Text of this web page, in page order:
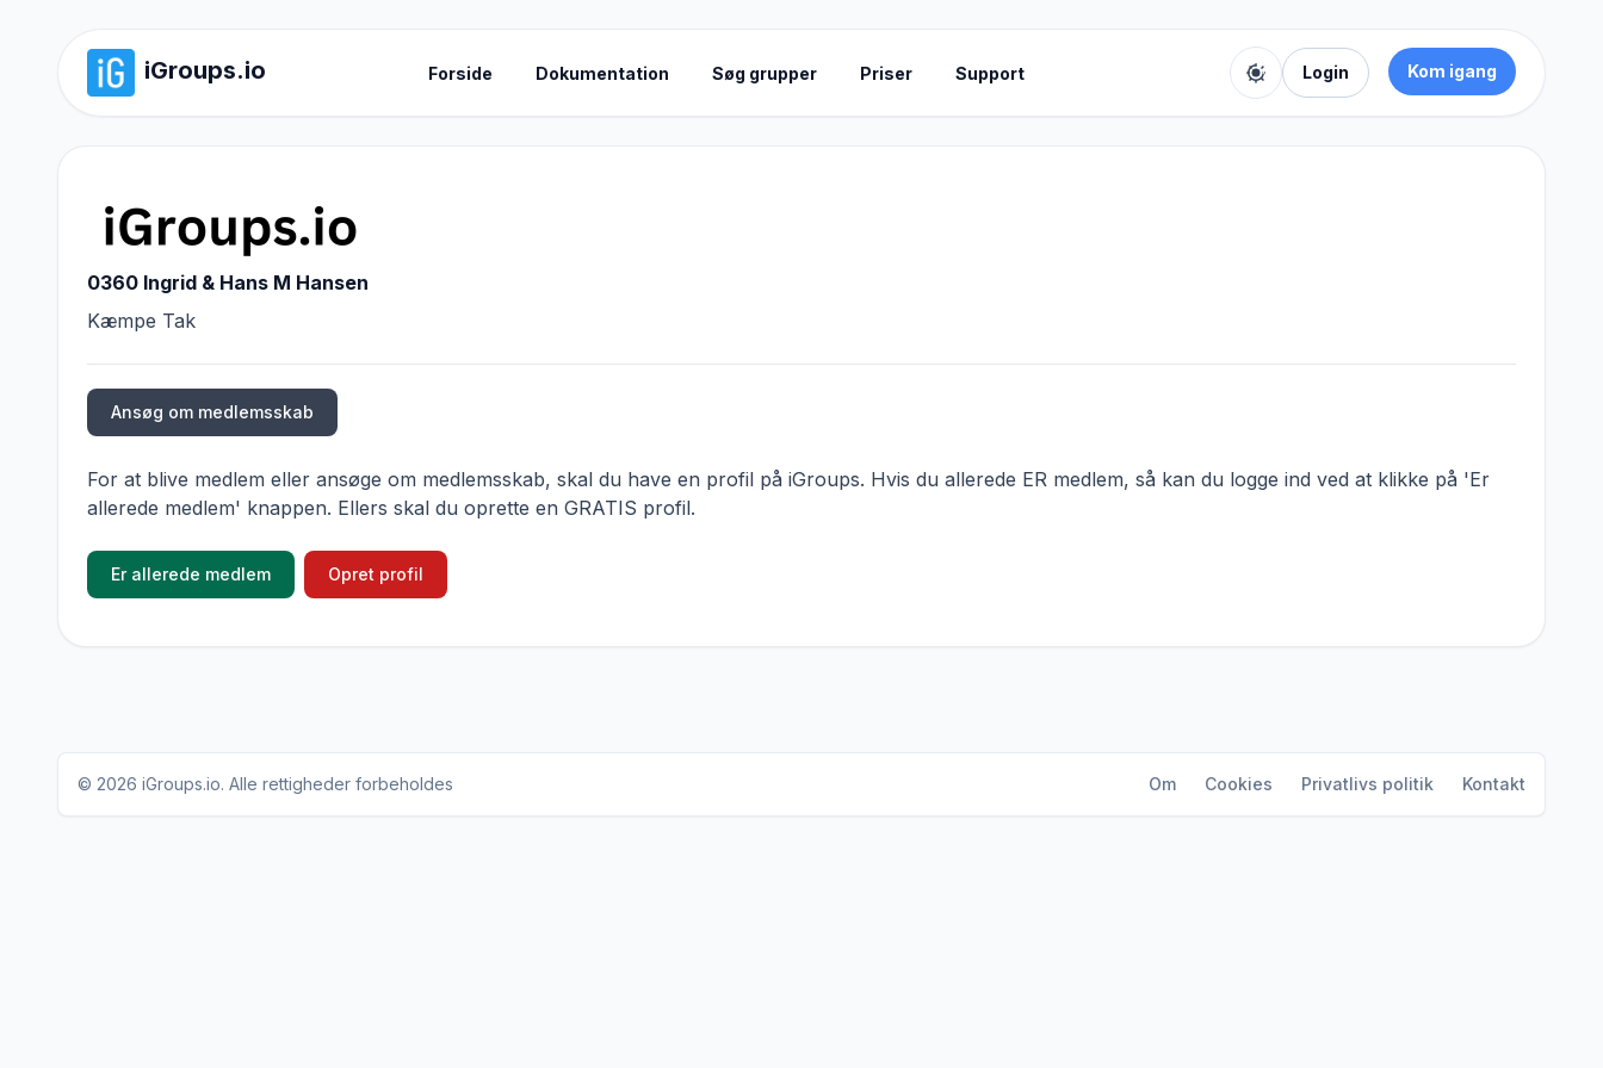
iGroups.io Forside Dokumentation Søg grupper Priser Support Toggle color theme
Login Kom igang
0360 Ingrid & Hans M Hansen
Kæmpe Tak
Ansøg om medlemsskab
For at blive medlem eller ansøge om medlemsskab, skal du have en profil på iGroups. Hvis du allerede ER medlem, så kan du logge ind ved at klikke på 'Er
allerede medlem' knappen. Ellers skal du oprette en GRATIS profil.
Er allerede medlem Opret profil
© 2026 iGroups.io. Alle rettigheder forbeholdes Om Cookies Privatlivs politik Kontakt